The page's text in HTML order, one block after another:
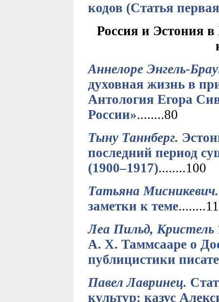
кодов (Статья
Россия и Эстония
Аннелоре Энгель-
духовная жизнь в
Антология Егора
России»........80
Тыну Таннберг.
последний период
(1900–1917)........100
Татьяна Мисникевич.
заметки к теме
Леа Пильд, Кристель
А. Х. Таммсааре о
публицистики
Павел Лавринец.
культур: казус